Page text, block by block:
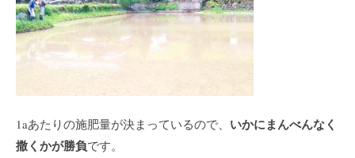
1aあたりの施肥量が決まっているので、 いかにまんべんなく
撒くかが勝負です。